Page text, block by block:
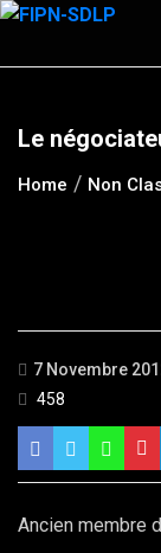
Skip
content
Le
Home Non
7 Novembre
458
Ancien membre